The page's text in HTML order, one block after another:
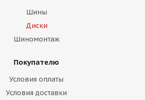
Шины
Диски
Шиномонтаж
Покупателю
Условия оплаты
Условия доставки